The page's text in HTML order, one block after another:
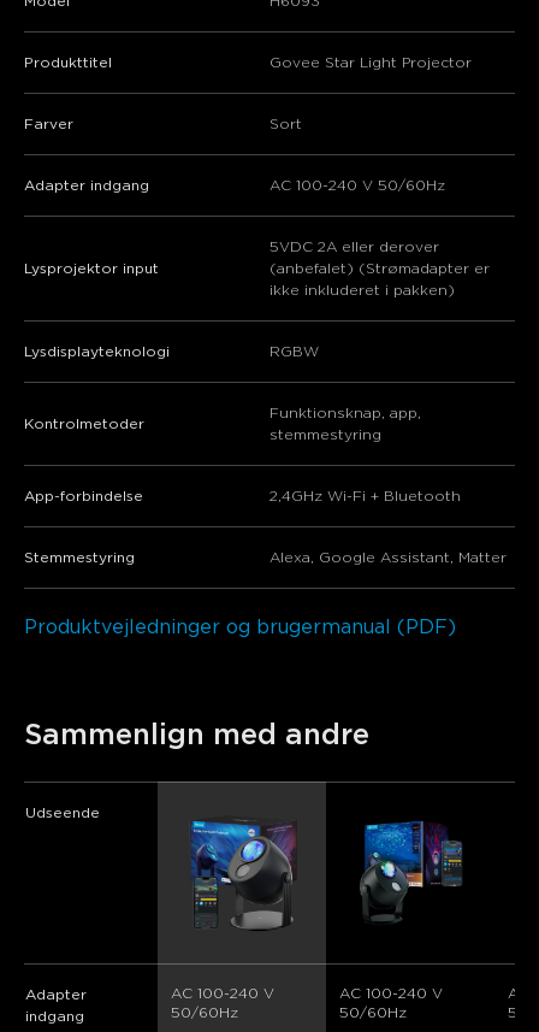
Produkttitel Govee Star Light Projector
Farver Sort
Adapter indgang AC 100-240 V 50/60Hz
Lysprojektor input
5VDC 2A eller derover
(anbefalet) (Strømadapter er
ikke inkluderet i pakken)
Lysdisplayteknologi RGBW
Kontrolmetoder
Funktionsknap, app,
stemmestyring
App-forbindelse 2,4GHz Wi-Fi + Bluetooth
Stemmestyring Alexa, Google Assistant, Matter
Produktvejledninger og brugermanual (PDF)
Sammenlign med andre
Udseende
Adapter
indgang
AC 100-240 V
50/60Hz
AC 100-240 V
50/60Hz
AC
50/
close